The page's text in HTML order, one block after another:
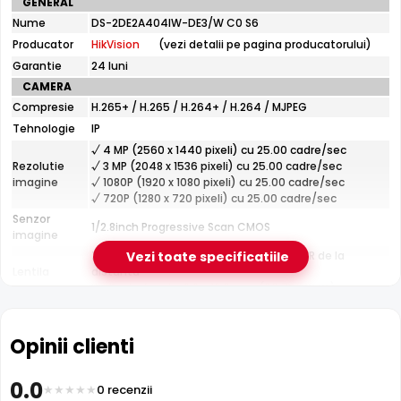
Distanta IR modesta (20 m) — potrivita pentru incaperi
si curti mici
e-Camere.ro recomanda acest produs pentru:
curtea si exteriorul casei; instalari profesionale cu
cablare UTP structurata.
metri, oferind vizibilitate clara pe intuneric total. LED-urile
tehnice
HikVision
DS-
2DE2A404IW-
DE3/W
C0
S6
Nume
DS-2DE2A404IW-DE3/W C0 S6
Producator
HikVision
(vezi detalii pe pagina producatorului)
Garantie
24 luni
CAMERA
Compresie
H.265+ / H.265 / H.264+ / H.264 / MJPEG
Tehnologie
IP
Rezolutie
imagine
√ 4 MP (2560 x 1440 pixeli) cu 25.00 cadre/sec
√ 3 MP (2048 x 1536 pixeli) cu 25.00 cadre/sec
√ 1080P (1920 x 1080 pixeli) cu 25.00 cadre/sec
√ 720P (1280 x 720 pixeli) cu 25.00 cadre/sec
Senzor
imagine
1/2.8inch Progressive Scan CMOS
Zoom motorizat 4x, reglabil din DVR/NVR de la
distanta
CARCASA
Protectie
Exterior
Vezi toate specificatiile
Opinii clienti
0.0 0 recenzii